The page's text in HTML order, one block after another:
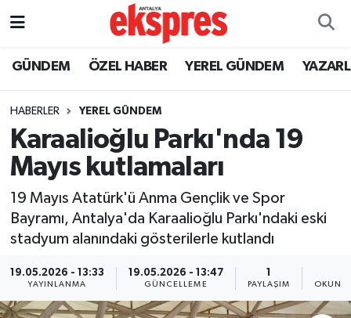
GÜNDEM ÖZEL HABER YEREL GÜNDEM
HABERLER YEREL GÜNDEM
Karaalioğlu Parkı'nda 19
Mayıs kutlamaları
19 Mayıs Atatürk'ü Anma Gençlik ve Spor
Bayramı, Antalya'da Karaalioğlu Parkı'ndaki eski
stadyum alanındaki gösterilerle kutlandı
19.05.2026 - 13:33
YAYINLANMA
19.05.2026 - 13:47
GÜNCELLEME
1
PAYLAŞIM
ÖZEL HABER
YEREL GÜNDEM
EKONOMİ
KÜLTÜR - SANAT
SİYASET
Nöbetçi Eczaneler
Trafik Durumu
Süper Lig Puan Durumu ve Fikstür
Tüm Manşetler
Haber Arşivi